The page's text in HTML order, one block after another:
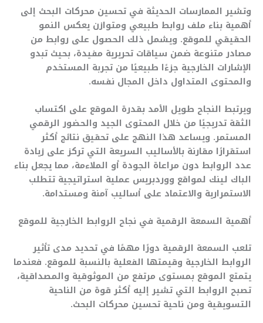
وتشير الممارسات الحديثة في تحسين محركات البحث إلى
أهمية بناء ملف روابط طبيعي ومتوازن يعكس النمو
الحقيقي للموقع. ويشمل ذلك الحصول على روابط من
مصادر متنوعة ضمن سياقات تحريرية مفيدة، بحيث تبدو
الإشارات الخارجية جزءًا طبيعيًا من تجربة المستخدم
والمحتوى المتداول داخل المجال نفسه.
ويرتبط النجاح طويل الأمد بقدرة الموقع على اكتساب
الثقة تدريجيًا من خلال المحتوى الجيد والحضور الرقمي
المستمر. ويساعد هذا النهج على تحقيق نتائج أكثر
استقرارًا مقارنة بالأساليب السريعة التي تركز على زيادة
عدد الروابط دون مراعاة الجودة أو الملاءمة، مما يجعل بناء
الباك لينك لمواقع ووردبريس عملية استراتيجية تتطلب
الاستمرارية والاعتماد على أساليب آمنة ومستدامة.
أهمية السمعة الرقمية في نجاح الروابط الخارجية للموقع
تلعب السمعة الرقمية دورًا مهمًا في تحديد مدى تأثير
الروابط الخارجية وقيمتها الفعلية بالنسبة للموقع. فعندما
يتمتع الموقع بمستوى مرتفع من الموثوقية والمصداقية،
تصبح الروابط التي تشير إليه أكثر قوة من الناحية
التسويقية ومن ناحية تحسين محركات البحث.